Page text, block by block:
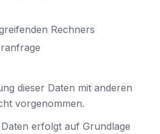
Rechners
dieser Daten mit anderen
vorgenommen.
erfolgt auf Grundlage